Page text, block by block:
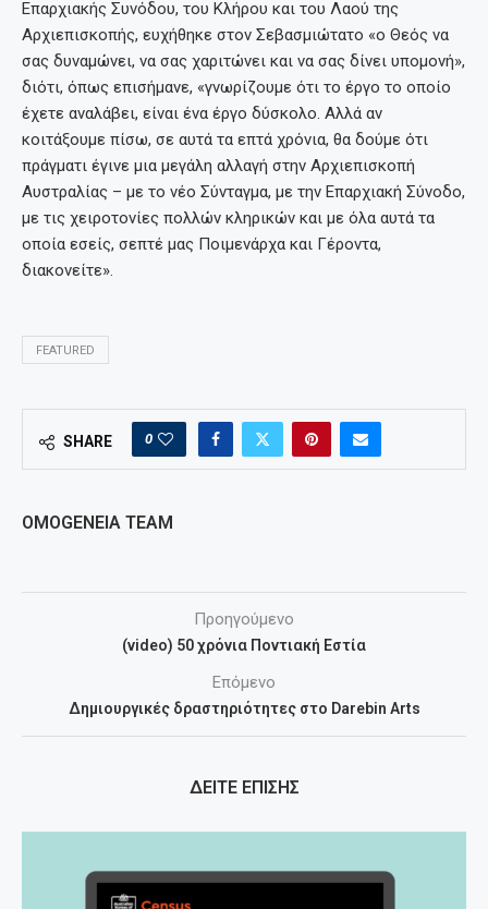
Επαρχιακής Συνόδου, του Κλήρου και του Λαού της
Αρχιεπισκοπής, ευχήθηκε στον Σεβασμιώτατο «ο Θεός να
σας δυναμώνει, να σας χαριτώνει και να σας δίνει υπομονή»,
διότι, όπως επισήμανε, «γνωρίζουμε ότι το έργο το οποίο
έχετε αναλάβει, είναι ένα έργο δύσκολο. Αλλά αν
κοιτάξουμε πίσω, σε αυτά τα επτά χρόνια, θα δούμε ότι
πράγματι έγινε μια μεγάλη αλλαγή στην Αρχιεπισκοπή
Αυστραλίας – με το νέο Σύνταγμα, με την Επαρχιακή Σύνοδο,
με τις χειροτονίες πολλών κληρικών και με όλα αυτά τα
οποία εσείς, σεπτέ μας Ποιμενάρχα και Γέροντα,
διακονείτε».
FEATURED
SHARE 0
OMOGENEIA TEAM
Προηγούμενο
(video) 50 χρόνια Ποντιακή Εστία
Επόμενο
Δημιουργικές δραστηριότητες στο Darebin Arts
ΔΕΙΤΕ ΕΠΙΣΗΣ